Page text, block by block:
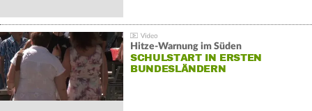
Hitze-Warnung im Süden
SCHULSTART IN ERSTEN
BUNDESLÄNDERN